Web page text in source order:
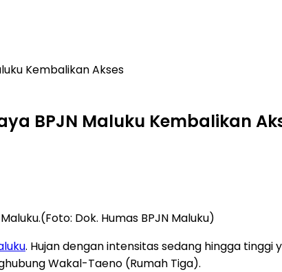
Kembalikan Akses
BPJN Maluku Kembalikan
Dok. Humas BPJN Maluku)
. Hujan dengan intensitas sedang hingga
Wakal-Taeno (Rumah Tiga).